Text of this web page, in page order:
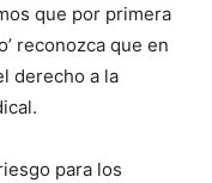
que por primera
reconozca que en
derecho a la
para los